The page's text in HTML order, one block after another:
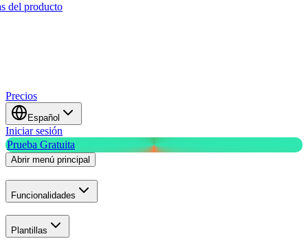
del producto
Precios
Español
Iniciar sesión
Prueba Gratuita
Abrir menú principal
Funcionalidades
Plantillas